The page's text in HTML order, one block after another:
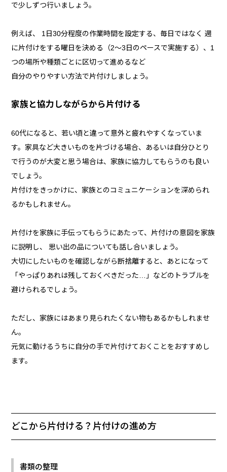
で少しずつ行いましょう。
例えば、 1日30分程度の作業時間を設定する、毎日ではなく 週
に片付けをする曜日を決める（2～3日のペースで実施する）、1
つの場所や種類ごとに区切って進めるなど
自分のやりやすい方法で片付けしましょう。
家族と協力しながらから片付ける
60代になると、若い頃と違って意外と疲れやすくなっていま
す。家具など大きいものを片づける場合、あるいは自分ひとり
で行うのが大変と思う場合は、家族に協力してもらうのも良い
でしょう。
片付けをきっかけに、家族とのコミュニケーションを深められ
るかもしれません。
片付けを家族に手伝ってもらうにあたって、片付けの意図を家族
に説明し、 思い出の品についても話し合いましょう。
大切にしたいものを確認しながら断捨離すると、あとになって
「やっぱりあれは残しておくべきだった…」などのトラブルを
避けられるでしょう。
ただし、家族にはあまり見られたくない物もあるかもしれませ
ん。
元気に動けるうちに自分の手で片付けておくことをおすすめし
ます。
どこから片付ける？片付けの進め方
書類の整理